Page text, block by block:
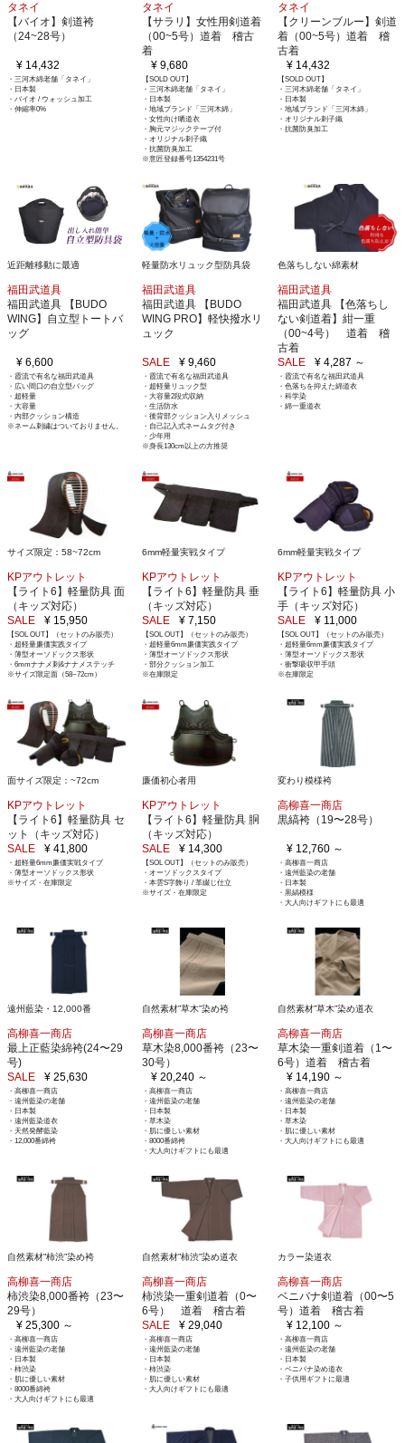
タネイ
【バイオ】剣道袴
（24~28号）
¥ 14,432
・三河木綿老舗「タネイ」
・日本製
・バイオ / ウォッシュ加工
・伸縮率0%
タネイ
【サラリ】女性用剣道着
（00~5号）道着 稽古
着
¥ 9,680
【SOLD OUT】
・三河木綿老舗「タネイ」
・日本製
・地域ブランド「三河木綿」
・女性向け晒道衣
・胸元マジックテープ付
・オリジナル刺子織
・抗菌防臭加工
※意匠登録番号1354231号
タネイ
【クリーンブルー】剣道
着（00~5号）道着 稽
古着
¥ 14,432
【SOLD OUT】
・三河木綿老舗「タネイ」
・日本製
・地域ブランド「三河木綿」
・オリジナル刺子織
・抗菌防臭加工
近距離移動に最適
福田武道具
福田武道具 【BUDO
WING】自立型トートバ
ッグ
¥ 6,600
・霞流で有名な福田武道具
・広い間口の自立型バッグ
・超軽量
・大容量
・内部クッション構造
※ネーム刺繍はついておりません。
軽量防水リュック型防具袋
福田武道具
福田武道具 【BUDO
WING PRO】軽快撥水リ
ュック
¥ 9,460
SALE
・霞流で有名な福田武道具
・超軽量リュック型
・大容量2段式収納
・生活防水
・後背部クッション入りメッシュ
・自己記入式ネームタグ付き
・少年用
※身長130cm以上の方推奨
色落ちしない綿素材
福田武道具
福田武道具 【色落ちし
ない剣道着】紺一重
（00~4号） 道着 稽
古着
¥ 4,287 ～
SALE
・霞流で有名な福田武道具
・色落ちを抑えた綿道衣
・科学染
・綿一重道衣
サイズ限定：58~72cm
KPアウトレット
【ライト6】軽量防具 面
（キッズ対応）
¥ 15,950
SALE
【SOL OUT】（セットのみ販売）
・超軽量廉価実践タイプ
・薄型オーソドックス形状
・6mmナナメ刺&ナナメステッチ
※サイズ限定面（58~72cm）
6mm軽量実戦タイプ
KPアウトレット
【ライト6】軽量防具 垂
（キッズ対応）
¥ 7,150
SALE
【SOL OUT】（セットのみ販売）
・超軽量6mm廉価実践タイプ
・薄型オーソドックス形状
・部分クッション加工
※在庫限定
6mm軽量実戦タイプ
KPアウトレット
【ライト6】軽量防具 小
手（キッズ対応）
¥ 11,000
SALE
【SOL OUT】（セットのみ販売）
・超軽量6mm廉価実践タイプ
・薄型オーソドックス形状
・衝撃吸収甲手頭
※在庫限定
面サイズ限定：~72cm
KPアウトレット
【ライト6】軽量防具 セ
ット（キッズ対応）
¥ 41,800
SALE
・超軽量6mm廉価実戦タイプ
・薄型オーソドックス形状
※サイズ・在庫限定
廉価初心者用
KPアウトレット
【ライト6】軽量防具 胴
（キッズ対応）
¥ 14,300
SALE
【SOL OUT】（セットのみ販売）
・オーソドックスタイプ
・本雲S字飾り / 革綴じ仕立
※サイズ・在庫限定
変わり模様袴
高柳喜一商店
黒縞袴（19〜28号）
¥ 12,760 ～
・高柳喜一商店
・遠州藍染の老舗
・日本製
・黒縞模様
・大人向けギフトにも最適
遠州藍染・12,000番
高柳喜一商店
最上正藍染綿袴(24〜29
号)
¥ 25,630
SALE
・高柳喜一商店
・遠州藍染の老舗
・日本製
・遠州藍染道衣
・天然発酵藍染
・12,000番綿袴
自然素材”草木”染め袴
高柳喜一商店
草木染8,000番袴（23〜
30号）
¥ 20,240 ～
・高柳喜一商店
・遠州藍染の老舗
・日本製
・草木染
・肌に優しい素材
・8000番綿袴
・大人向けギフトにも最適
自然素材”草木”染め道衣
高柳喜一商店
草木染一重剣道着（1〜
6号）道着 稽古着
¥ 14,190 ～
・高柳喜一商店
・遠州藍染の老舗
・日本製
・草木染
・肌に優しい素材
・大人向けギフトにも最適
自然素材”柿渋”染め袴
高柳喜一商店
柿渋染8,000番袴（23〜
29号）
¥ 25,300 ～
・高柳喜一商店
・遠州藍染の老舗
・日本製
・柿渋染
・肌に優しい素材
・8000番綿袴
・大人向けギフトにも最適
自然素材”柿渋”染め道衣
高柳喜一商店
柿渋染一重剣道着（0〜
6号） 道着 稽古着
¥ 29,040
SALE
・高柳喜一商店
・遠州藍染の老舗
・日本製
・柿渋染
・肌に優しい素材
・大人向けギフトにも最適
カラー染道衣
高柳喜一商店
ベニバナ剣道着（00〜5
号）道着 稽古着
¥ 12,100 ～
・高柳喜一商店
・遠州藍染の老舗
・日本製
・ベニバナ染め道衣
・子供用ギフトに最適